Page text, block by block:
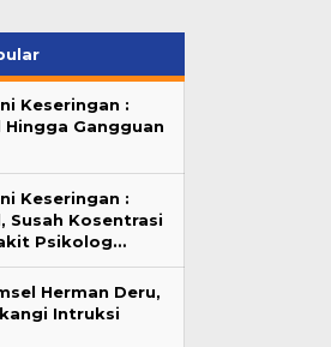
Keseringan :
Gangguan
Keseringan :
Susah Kosentrasi
Psikolog…
Herman Deru,
Intruksi